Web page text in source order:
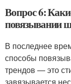
Вопрос 6:
повязывании
В последнее
способы
трендов — это